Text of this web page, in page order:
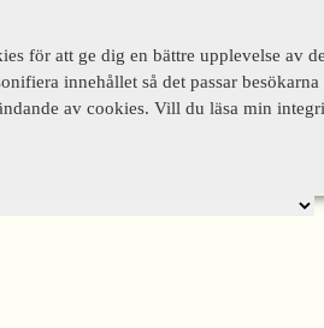
för att ge dig en bättre upplevelse av
innehållet så det passar
av cookies. Vill du läsa min